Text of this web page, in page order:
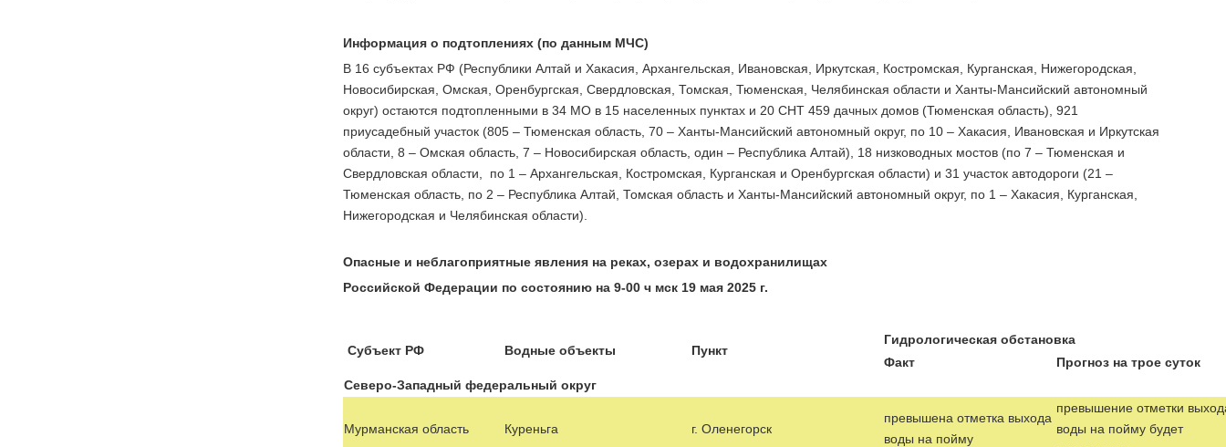
Информация о подтоплениях (по данным МЧС)
В 16 субъектах РФ (Республики Алтай и Хакасия, Архангельская, Ивановская, Иркутская, Костромская, Курганская, Нижегородская,
Новосибирская, Омская, Оренбургская, Свердловская, Томская, Тюменская, Челябинская области и Ханты-Мансийский автономный
округ) остаются подтопленными в 34 МО в 15 населенных пунктах и 20 СНТ 459 дачных домов (Тюменская область), 921
приусадебный участок (805 – Тюменская область, 70 – Ханты-Мансийский автономный округ, по 10 – Хакасия, Ивановская и Иркутская
области, 8 – Омская область, 7 – Новосибирская область, один – Республика Алтай), 18 низководных мостов (по 7 – Тюменская и
Свердловская области, по 1 – Архангельская, Костромская, Курганская и Оренбургская области) и 31 участок автодороги (21 –
Тюменская область, по 2 – Республика Алтай, Томская область и Ханты-Мансийский автономный округ, по 1 – Хакасия, Курганская,
Нижегородская и Челябинская области).
Опасные и неблагоприятные явления на реках, озерах и водохранилищах
Российской Федерации по состоянию на 9-00 ч мск 19 мая 2025 г.
Субъект РФ Водные объекты Пункт
Гидрологическая обстановка
Факт
Прогноз на трое суток
Северо-Западный федеральный округ
Мурманская область Куреньга г. Оленегорск
превышена отметка выхода
воды на пойму
превышение отметки
воды на пойму будет